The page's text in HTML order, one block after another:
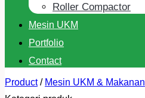
Roller Compactor
Mesin UKM
Portfolio
Contact
Product / Mesin UKM & Makanan